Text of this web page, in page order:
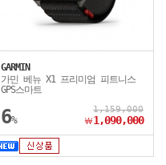
GARMIN
가민 베뉴 X1 프리미엄 피트니스
GPS스마트
6%
1,159,000
￦1,090,000